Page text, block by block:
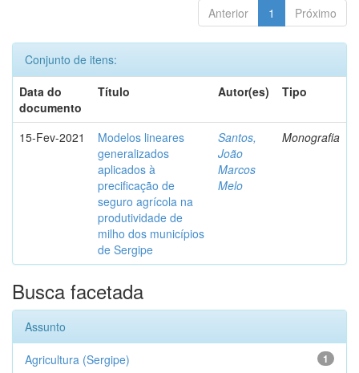
Anterior 1 Próximo
Conjunto de itens:
Data do
documento
Título Autor(es) Tipo
15-Fev-2021
Modelos lineares
generalizados
aplicados à
precificação de
seguro agrícola na
produtividade de
milho dos municípios
de Sergipe
Santos,
João
Marcos
Melo
Monografia
Busca facetada
Assunto
1
Agricultura (Sergipe)